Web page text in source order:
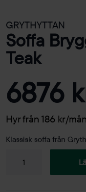
GRYTHYTTAN
Soffa
Teak
6876
Hyr från 186 kr/mån
Klassisk soffa från